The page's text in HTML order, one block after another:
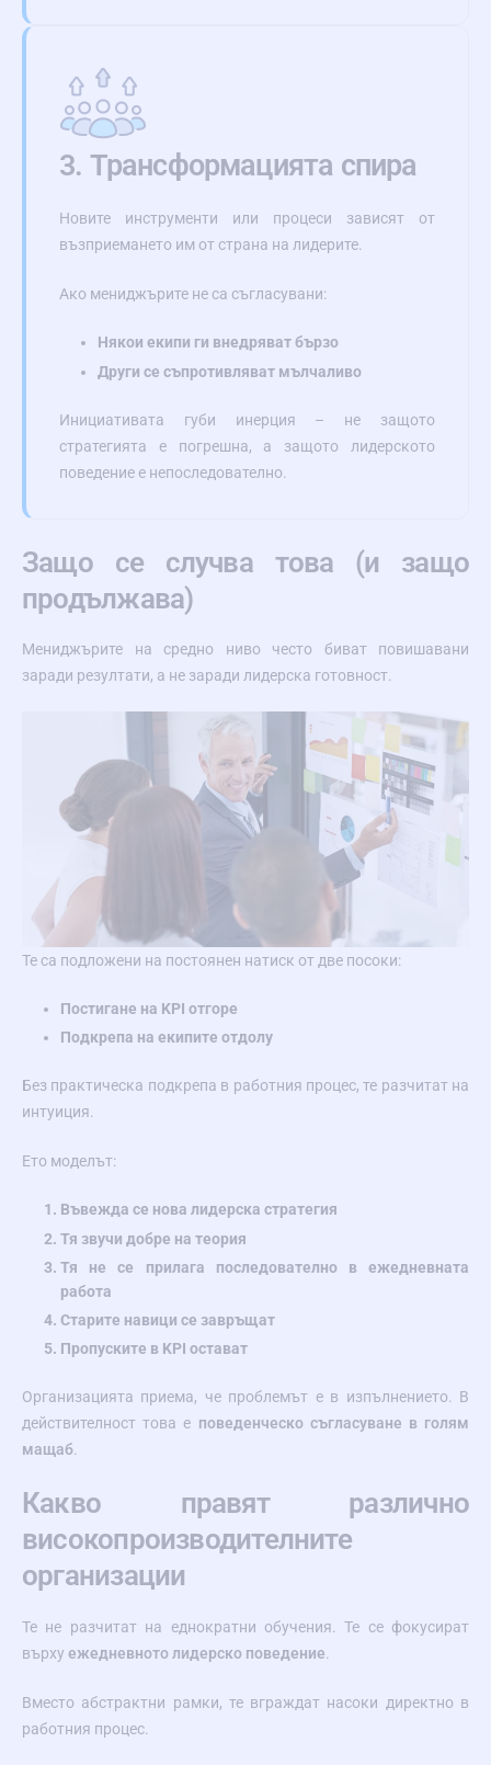
3. Трансформацията спира
Новите инструменти или процеси зависят от
възприемането им от страна на лидерите.
Ако мениджърите не са съгласувани:
Някои екипи ги внедряват бързо
Други се съпротивляват мълчаливо
Инициативата губи инерция – не защото
стратегията е погрешна, а защото лидерското
поведение е непоследователно.
Защо се случва това (и защо
продължава)
Мениджърите на средно ниво често биват повишавани
заради резултати, а не заради лидерска готовност.
Те са подложени на постоянен натиск от две посоки:
Постигане на KPI отгоре
Подкрепа на екипите отдолу
Без практическа подкрепа в работния процес, те разчитат на
интуиция.
Ето моделът:
Въвежда се нова лидерска стратегия
Тя звучи добре на теория
Тя не се прилага последователно в ежедневната
работа
Старите навици се завръщат
Пропуските в KPI остават
Организацията приема, че проблемът е в изпълнението. В
действителност това е поведенческо съгласуване в голям
мащаб
Какво правят различно
високопроизводителните
организации
Те не разчитат на еднократни обучения. Те се фокусират
върху ежедневното лидерско поведение
Вместо абстрактни рамки, те вграждат насоки директно в
работния процес.